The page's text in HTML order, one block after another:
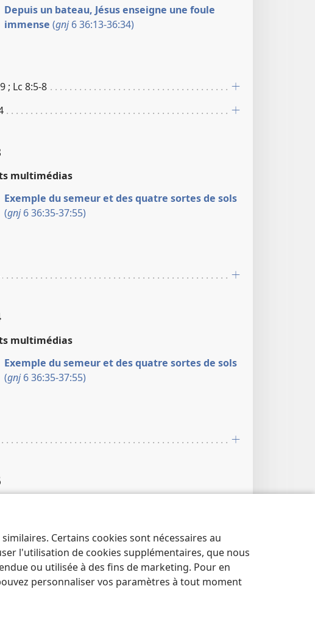
Certains cookies sont nécessaires au
l'utilisation de cookies supplémentaires, que nous
ou utilisée à des fins de marketing. Pour en
personnaliser vos paramètres à tout moment
Depuis un bateau, Jésus enseigne une foule
immense (gnj6 36:13-36:34)
; Lc 8​:​5-8
multimédias
Exemple du semeur et des quatre sortes de sols
(gnj6 36:35-37:55)
multimédias
Exemple du semeur et des quatre sortes de sols
(gnj6 36:35-37:55)
Exemple du semeur et des quatre sortes de sols
(gnj6 36:35-37:55)